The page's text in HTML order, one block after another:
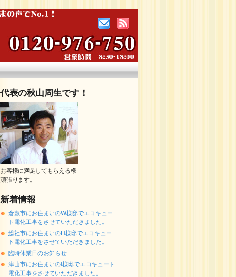
代表の秋山周生です！
お客様に満足してもらえる様
頑張ります。
新着情報
倉敷市にお住まいのW様邸でエコキュー
ト電化工事をさせていただきました。
総社市にお住まいのH様邸でエコキュー
ト電化工事をさせていただきました。
臨時休業日のお知らせ
津山市にお住まいのI様邸でエコキュート
電化工事をさせていただきました。